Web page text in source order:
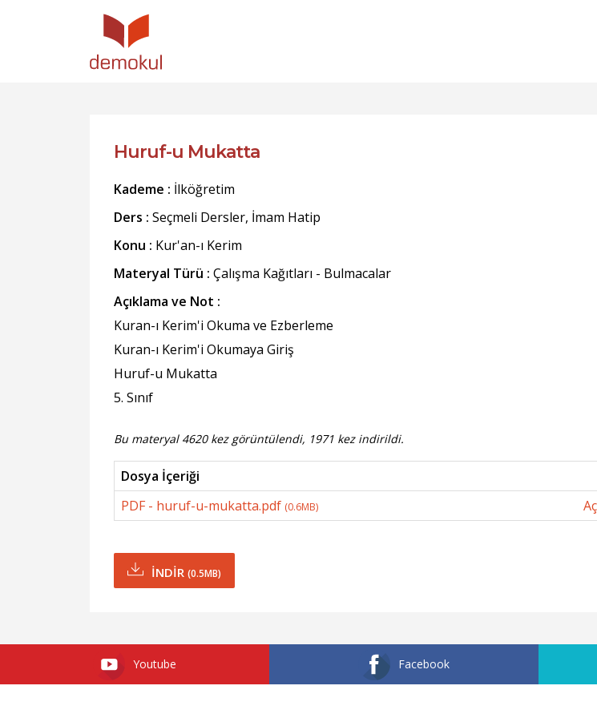
Huruf-u Mukatta
Kademe : İlköğretim
Ders : Seçmeli Dersler, İmam Hatip
Konu : Kur'an-ı Kerim
Materyal Türü : Çalışma Kağıtları - Bulmacalar
Açıklama ve Not :
Kuran-ı Kerim'i Okuma ve Ezberleme
Kuran-ı Kerim'i Okumaya Giriş
Huruf-u Mukatta
5. Sınıf
Bu materyal 4620 kez görüntülendi, 1971 kez indirildi.
Dosya İçeriği
PDF - huruf-u-mukatta.pdf (0.6MB) Aç
İNDİR (0.5MB)
Youtube Facebook